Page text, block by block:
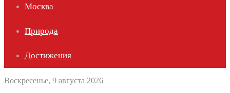
Москва
Природа
Достижения
Воскресенье, 9 августа 2026